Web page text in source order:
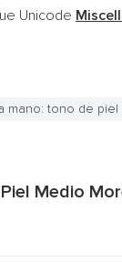
Unicode
mano: tono de
Medio